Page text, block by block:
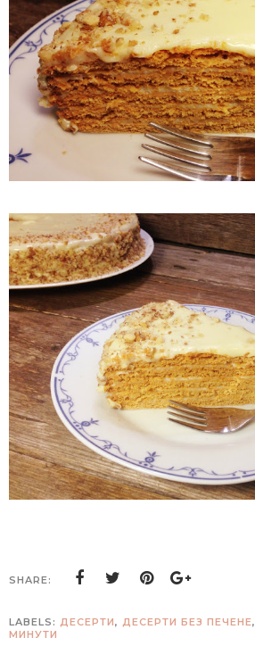
SHARE:
LABELS: ДЕСЕРТИ, ДЕСЕРТИ БЕЗ ПЕЧЕНЕ,
МИНУТИ